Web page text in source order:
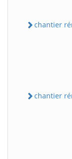
chantier
chantier